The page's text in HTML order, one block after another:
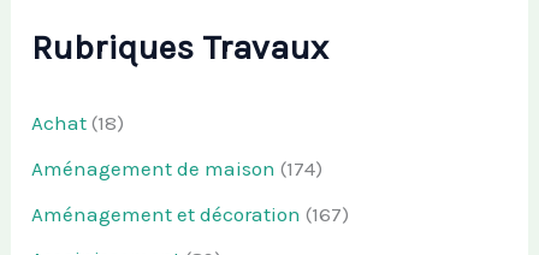
Rubriques Travaux
Achat (18)
Aménagement de maison (174)
Aménagement et décoration (167)